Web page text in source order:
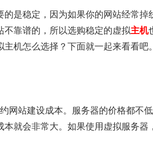
是稳定，因为如果你的网站经常掉
不靠谱的，所以选购稳定的虚拟主机
机怎么选择？下面就一起来看看吧。
网站建设成本。服务器的价格都不
本就会非常大。如果使用虚拟服务